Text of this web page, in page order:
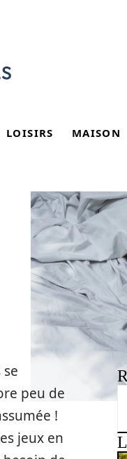
LOISIRS MAISON
peu de
!
jeux en